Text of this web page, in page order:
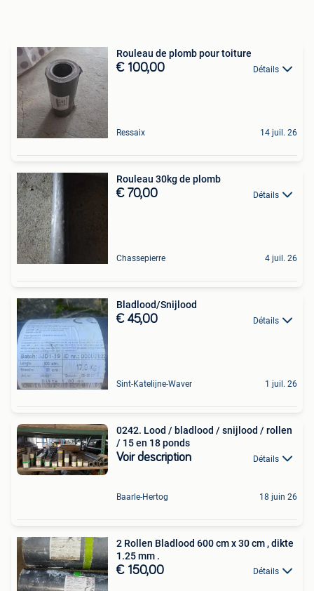
Rouleau de plomb pour toiture
€ 100,00 Détails
Ressaix 14 juil. 26
Rouleau 30kg de plomb
€ 70,00 Détails
Chassepierre 4 juil. 26
Bladlood/Snijlood
€ 45,00 Détails
Sint-Katelijne-Waver 1 juil. 26
0242. Lood / bladlood / snijlood / rollen
/ 15 en 18 ponds
Voir description Détails
Baarle-Hertog 18 juin 26
2 Rollen Bladlood 600 cm x 30 cm , dikte
1.25 mm .
€ 150,00 Détails